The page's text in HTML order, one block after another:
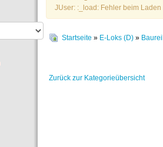
JUser: :_load: Fehler beim
Startseite » E-Loks (D) »
Zurück zur Kategorieübersicht